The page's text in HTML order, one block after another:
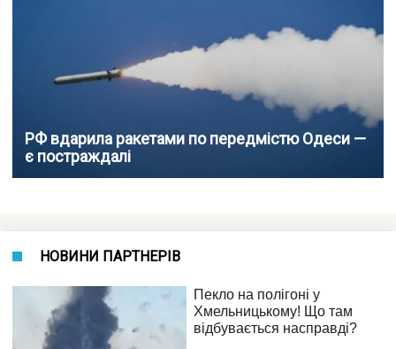
РФ вдарила ракетами по передмістю Одеси —
є постраждалі
НОВИНИ ПАРТНЕРІВ